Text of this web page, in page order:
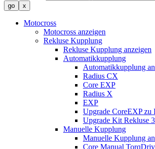
Motocross
Motocross anzeigen
Rekluse Kupplung
Rekluse Kupplung anzeigen
Automatikkupplung
Automatikkupplung
Radius CX
Core EXP
Radius X
EXP
Upgrade CoreEXP zu
Upgrade Kit Rekluse
Manuelle Kupplung
Manuelle Kupplung
Core Manual